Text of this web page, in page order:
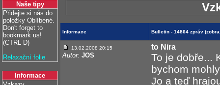
Naše tipy
Přidejte si nás do
položky Oblíbené.
Don't forget to
bookmark us!
(CTRL-D)
Relaxační folie
Informace
Informace Bulletin - 14864 zpráv
13.02.2008 20:15
Autor: JOS
to Nira
To je dobře...
bychom
Jo a teď